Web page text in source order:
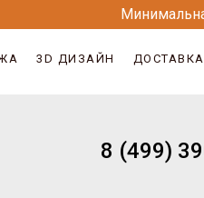
3D ДИЗАЙН
8 (499)